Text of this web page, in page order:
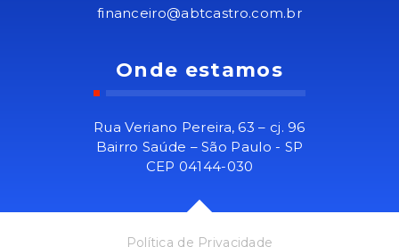
financeiro@abtcastro.com.br
Onde estamos
Rua Veriano Pereira, 63 – cj. 96
Bairro Saúde – São Paulo - SP
CEP 04144-030
Política de Privacidade